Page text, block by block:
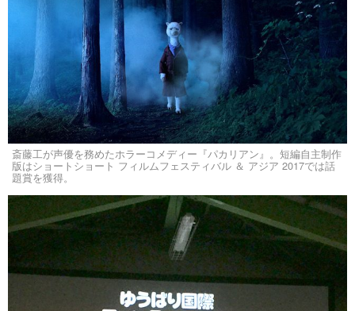
斎藤工が声優を務めたホラーコメディー『パカリアン』。短編自主制作
版はショートショート フィルムフェスティバル ＆ アジア 2017では話
題賞を獲得。